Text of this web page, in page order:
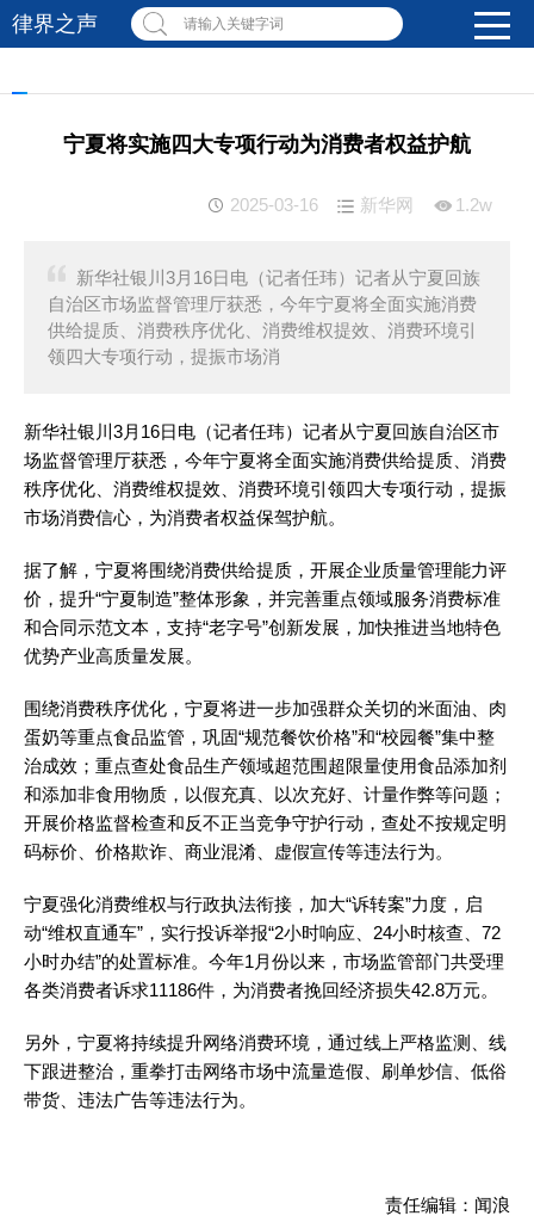
律界之声 请输入关键字词
宁夏将实施四大专项行动为消费者权益护航
1.2w
新华网
2025-03-16
新华社银川3月16日电（记者任玮）记者从宁夏回族
自治区市场监督管理厅获悉，今年宁夏将全面实施消费
供给提质、消费秩序优化、消费维权提效、消费环境引
领四大专项行动，提振市场消
新华社银川3月16日电（记者任玮）记者从宁夏回族自治区市
场监督管理厅获悉，今年宁夏将全面实施消费供给提质、消费
秩序优化、消费维权提效、消费环境引领四大专项行动，提振
市场消费信心，为消费者权益保驾护航。
据了解，宁夏将围绕消费供给提质，开展企业质量管理能力评
价，提升“宁夏制造”整体形象，并完善重点领域服务消费标准
和合同示范文本，支持“老字号”创新发展，加快推进当地特色
优势产业高质量发展。
围绕消费秩序优化，宁夏将进一步加强群众关切的米面油、肉
蛋奶等重点食品监管，巩固“规范餐饮价格”和“校园餐”集中整
治成效；重点查处食品生产领域超范围超限量使用食品添加剂
和添加非食用物质，以假充真、以次充好、计量作弊等问题；
开展价格监督检查和反不正当竞争守护行动，查处不按规定明
码标价、价格欺诈、商业混淆、虚假宣传等违法行为。
宁夏强化消费维权与行政执法衔接，加大“诉转案”力度，启
动“维权直通车”，实行投诉举报“2小时响应、24小时核查、72
小时办结”的处置标准。今年1月份以来，市场监管部门共受理
各类消费者诉求11186件，为消费者挽回经济损失42.8万元。
另外，宁夏将持续提升网络消费环境，通过线上严格监测、线
下跟进整治，重拳打击网络市场中流量造假、刷单炒信、低俗
带货、违法广告等违法行为。
责任编辑：闻浪